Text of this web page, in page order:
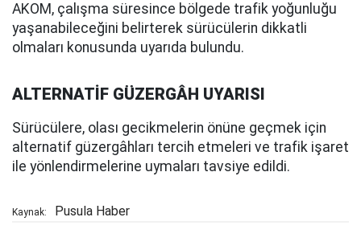
AKOM, çalışma süresince bölgede trafik yoğunluğu
yaşanabileceğini belirterek sürücülerin dikkatli
olmaları konusunda uyarıda bulundu.
ALTERNATİF GÜZERGÂH UYARISI
Sürücülere, olası gecikmelerin önüne geçmek için
alternatif güzergâhları tercih etmeleri ve trafik işaret
ile yönlendirmelerine uymaları tavsiye edildi.
Kaynak: Pusula Haber